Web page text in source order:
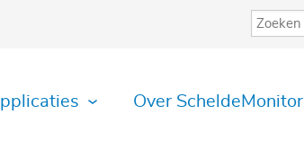
Over ScheldeMonitor